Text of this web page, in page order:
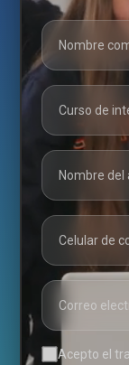
Acepto el